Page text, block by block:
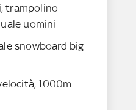
trampolino
uomini
snowboard big
1000m